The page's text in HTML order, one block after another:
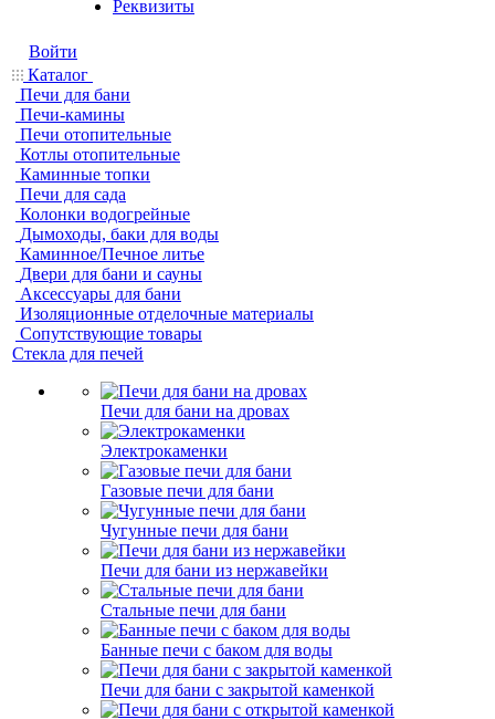
Реквизиты
Войти
Каталог
Печи для бани
Печи-камины
Печи отопительные
Котлы отопительные
Каминные топки
Печи для сада
Колонки водогрейные
Дымоходы, баки для воды
Каминное/Печное литье
Двери для бани и сауны
Аксессуары для бани
Изоляционные отделочные материалы
Сопутствующие товары
Стекла для печей
Печи для бани на дровах
Электрокаменки
Газовые печи для бани
Чугунные печи для бани
Печи для бани из нержавейки
Стальные печи для бани
Банные печи с баком для воды
Печи для бани с закрытой каменкой